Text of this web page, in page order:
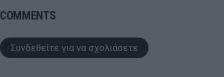
COMMENTS
Συνδεθείτε για να σχολιάσετε